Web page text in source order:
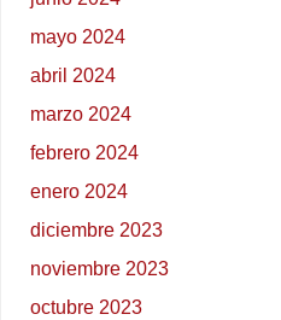
mayo 2024
abril 2024
marzo 2024
febrero 2024
enero 2024
diciembre 2023
noviembre 2023
octubre 2023